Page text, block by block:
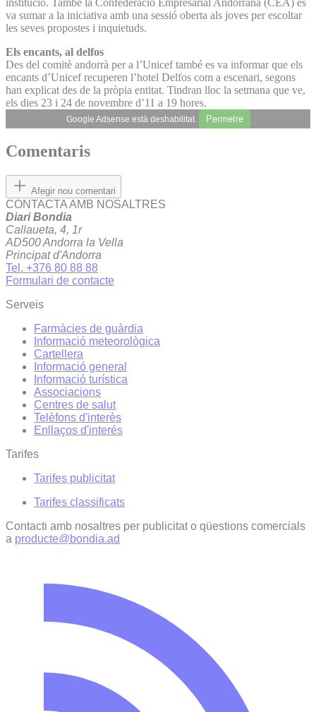
va sumar a la iniciativa amb una sessió oberta als joves per escoltar
les seves propostes i inquietuds.
Els encants, al delfos
Des del comitè andorrà per a l’Unicef també es va informar que els
encants d’Unicef recuperen l’hotel Delfos com a escenari, segons
han explicat des de la pròpia entitat. Tindran lloc la setmana que ve,
els dies 23 i 24 de novembre d’11 a 19 hores.
Google Adsense està deshabilitat. Permetre
Comentaris
Afegir nou comentari
CONTACTA AMB NOSALTRES
Diari Bondia
Callaueta, 4, 1r
AD500 Andorra la Vella
Principat d'Andorra
Tel. +376 80 88 88
Formulari de contacte
Serveis
Farmàcies de guàrdia
Informació meteorològica
Cartellera
Informació general
Informació turística
Associacions
Centres de salut
Telèfons d'interès
Enllaços d'interés
Tarifes
Tarifes publicitat
Tarifes classificats
Contacti amb nosaltres per publicitat o qüestions comercials
a producte@bondia.ad